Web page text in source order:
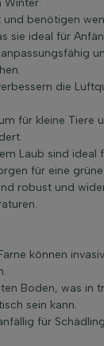
Winter.
und benötigen
sie ideal für
die
für kleine Tiere
Laub sind ideal
für eine
robust und
können
Boden, was in
sein kann.
für